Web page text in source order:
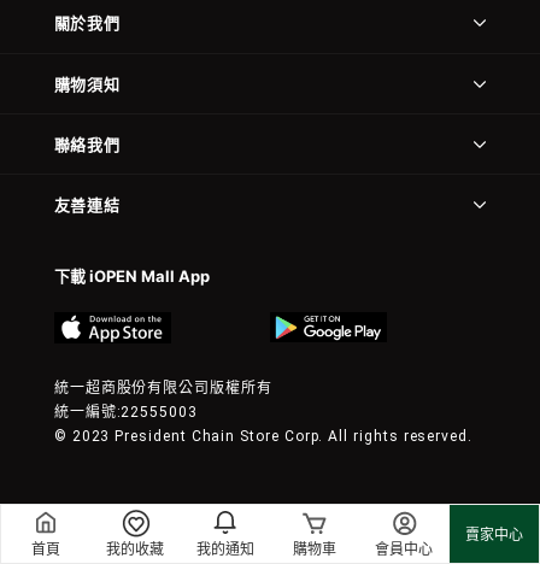
首頁 我的收藏 我的通知 購物車 會員中心
賣家中心
關於我們
購物須知
聯絡我們
友善連結
下載 iOPEN Mall App
統一超商股份有限公司版權所有
統一編號:22555003
© 2023 President Chain Store Corp. All rights reserved.